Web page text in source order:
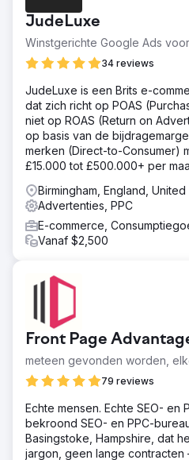
gestructureerd
diepgaande updates.
vanwege minimale
media-uitgavensysteem
vertaalkosten in Google Ads
gebruik te maken van
partners, waardoor budget
effectiviteit behouden bleef.
Oplossing
Clear Click stroomlijnde
verminderde ad hoc
de efficiëntie. Budgetplanning
behulp van datamodellen, wat
digitale kanalen opleverde.
werden met £25K verlaagd
met een hoog volume, waarbij
Ads strategie leidde tot een
klantenwerving door
Resultaat
610% toename in nieuwe
besparing door de introductie
£25.000 besparing door de
vertaaldiensten.
Naar
JudeLuxe
Winstgerichte Google Ads
34 reviews
JudeLuxe is een Brits e-
dat zich richt op POAS
niet op ROAS (Return on
op basis van de
merken (Direct-to-Consumer)
£15.000 tot £500.000+ per
bureau.
Birmingham, England,
Advertenties, PPC
E-commerce,
Vanaf $2,500
Front Page
meteen gevonden worden,
79 reviews
Echte mensen. Echte SEO- en
bekroond SEO- en PPC-
Basingstoke, Hampshire, dat
jargon, geen lange